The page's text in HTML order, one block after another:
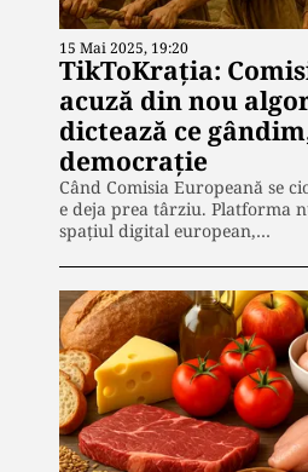
15 Mai 2025, 19:20
TikToKrația:
acuză din nou
dictează ce
democrație
Când Comisia Europeană se
e deja prea târziu. Platforma
spațiul digital european,…